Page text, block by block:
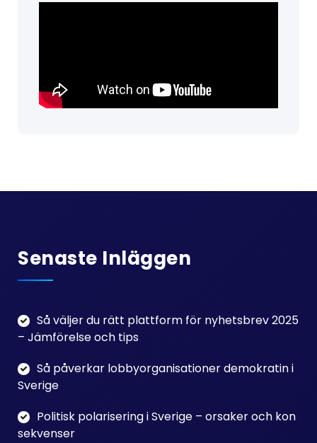
Senaste Inläggen
Så väljer du rätt plattform för nyhetsbrev 2025
– Jämförelse och tips
Så påverkar lobbyorganisationer demokratin i
Sverige
Politisk polarisering i Sverige – orsaker och kon
sekvenser